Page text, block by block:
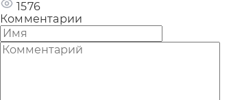
1576
Комментарии